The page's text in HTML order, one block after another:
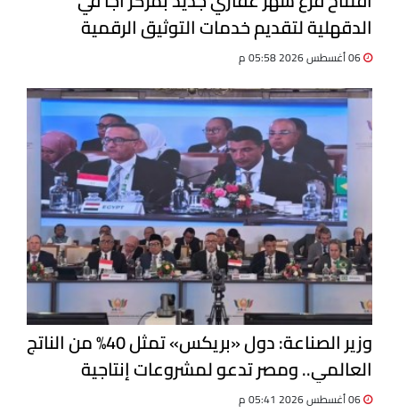
الدقهلية لتقديم خدمات التوثيق الرقمية
وزير الصناعة: دول «بريكس» تمثل 40% من الناتج
العالمي.. ومصر تدعو لمشروعات إنتاجية
مشتركة